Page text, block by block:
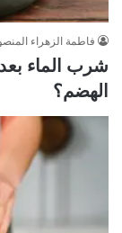
فاطمة الزهراء
شرب الماء
الهضم؟